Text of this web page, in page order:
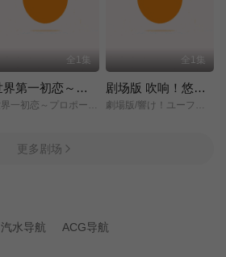
全1集
世界第一初恋～求婚篇～
全1集
剧场版 吹响！悠风号～想要传达的旋律～
更多剧场
汽水导航 ACG导航